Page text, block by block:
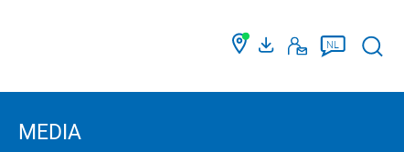
NL
MEDIA